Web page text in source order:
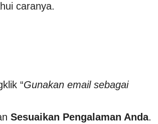
caranya.
“Gunakan email sebagai
Sesuaikan Pengalaman Anda.